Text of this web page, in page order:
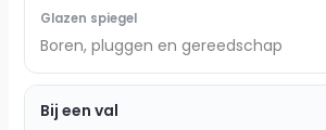
Boren, pluggen en gereedschap
Bij een val